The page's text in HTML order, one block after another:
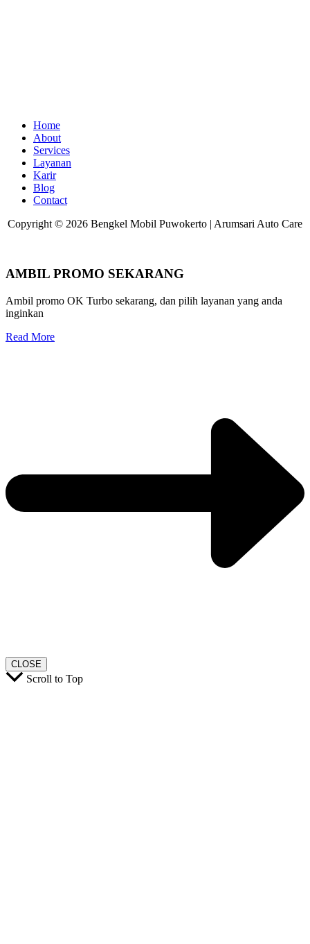
Home
About
Services
Layanan
Karir
Blog
Contact
Copyright © 2026 Bengkel Mobil Puwokerto | Arumsari Auto Care
AMBIL PROMO SEKARANG
Ambil promo OK Turbo sekarang, dan pilih layanan yang anda
inginkan
Read More
CLOSE
Scroll to Top